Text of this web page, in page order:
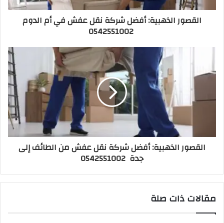
القصور الذهبية: أفضل شركة نقل عفش في أم الدوم
القصور الذهبية: أفضل شركة نقل عفش من الطائف إلى
جدة 0542551002
مقالات ذات صلة